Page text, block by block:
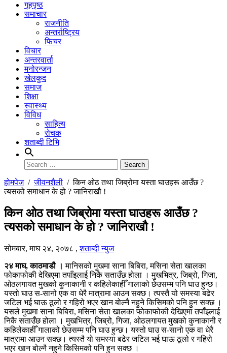
गृहपृष्ठ
समाचार
राजनीति
अन्तर्राष्ट्रिय
फिचर
विचार
अन्तरवार्ता
मनोरन्जन
खेलकुद
समाज
शिक्षा
स्वास्थ्य
विविध
साहित्य
रोचक
शताब्दी टिभि
Search
for:
होमपेज/जीवनशैली /किन ओठ तथा जिब्रोमा यस्ता घाउहरू आउँछ ?
त्यसको समाधान के हो ? जानिराखौ !
किन ओठ तथा जिब्रोमा यस्ता घाउहरू आउँछ ?
त्यसको समाधान के हो ? जानिराखौ !
सोमबार, माघ २४, २०७८ ,शताब्दी न्युज
२४ माघ, काठमाडौ । मानिसको मुखमा साना बिबिरा, मसिना सेता खालका
फोकाफोकी देखिएमा तपाँइलाई निकै सताउँछ होला । मुखभित्र, जिब्रो, गिजा,
ओठलगायत मुखको कुनाकानी र कहिलेकाहीँ गालाको छेउसम्म पनि घाउ हुन्छ।
यस्तो घाउ स-सानो एक वा धेरै मात्रामा आउन सक्छ। त्यस्तै यो समस्या बढेर
जटिल भई घाऊ ठूलो र गहिरो भएर खान बोल्नै नहुने किसिमको पनि हुन सक्छ ।
यसले मुखमा साना बिबिरा, मसिना सेता खालका फोकाफोकी देखिएमा तपाँइलाई
निकै सताउँछ होला । मुखभित्र, जिब्रो, गिजा, ओठलगायत मुखको कुनाकानी र
कहिलेकाहीँ गालाको छेउसम्म पनि घाउ हुन्छ। यस्तो घाउ स-सानो एक वा धेरै
मात्रामा आउन सक्छ। त्यस्तै यो समस्या बढेर जटिल भई घाऊ ठूलो र गहिरो
भएर खान बोल्नै नहुने किसिमको पनि हुन सक्छ ।